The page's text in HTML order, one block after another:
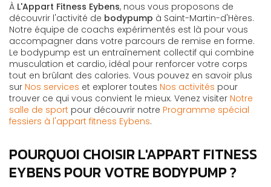
À L'Appart Fitness Eybens, nous vous proposons de
découvrir l'activité de bodypump à Saint-Martin-d'Hères.
Notre équipe de coachs expérimentés est là pour vous
accompagner dans votre parcours de remise en forme.
Le bodypump est un entraînement collectif qui combine
musculation et cardio, idéal pour renforcer votre corps
tout en brûlant des calories. Vous pouvez en savoir plus
sur Nos services et explorer toutes Nos activités pour
trouver ce qui vous convient le mieux. Venez visiter Notre
salle de sport pour découvrir notre Programme spécial
fessiers à l'appart fitness Eybens.
POURQUOI CHOISIR L'APPART FITNESS
EYBENS POUR VOTRE BODYPUMP ?